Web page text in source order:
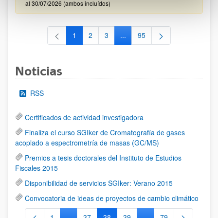
al 30/07/2026 (ambos incluídos)
Página
1 Página
2 Página
3 ...Páginas intermedias Use TAB
Página
95
Noticias
RSS
Certificados de actividad investigadora
Finaliza el curso SGIker de Cromatografía de gases
acoplado a espectrometría de masas (GC/MS)
Premios a tesis doctorales del Instituto de Estudios
Fiscales 2015
Disponibilidad de servicios SGIker: Verano 2015
Convocatoria de ideas de proyectos de cambio climático